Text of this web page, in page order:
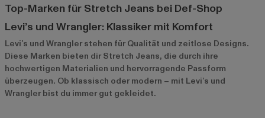
Top-Marken für Stretch Jeans bei Def-Shop
Levi’s und Wrangler: Klassiker mit Komfort
Levi’s und Wrangler stehen für Qualität und zeitlose Designs.
Diese Marken bieten dir Stretch Jeans, die durch ihre
hochwertigen Materialien und hervorragende Passform
überzeugen. Ob klassisch oder modern – mit Levi’s und
Wrangler bist du immer gut gekleidet.